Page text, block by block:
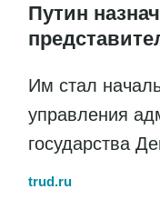
Путин
Им стал
управления
государства
trud.ru